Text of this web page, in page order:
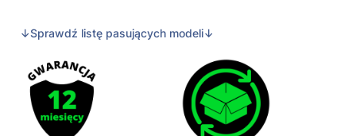
↓Sprawdź listę pasujących modeli↓